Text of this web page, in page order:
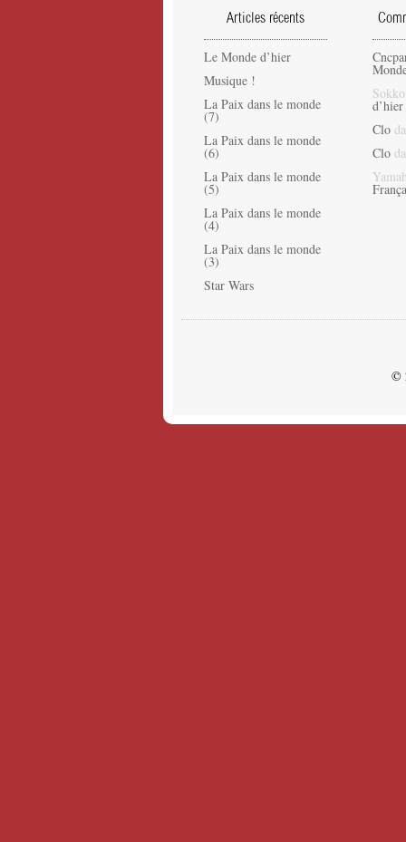
Articles récents
Le Monde d’hier
Musique !
La Paix dans le monde
(7)
La Paix dans le monde
(6)
La Paix dans le monde
(5)
La Paix dans le monde
(4)
La Paix dans le monde
(3)
Star Wars
Sokko
d’hier
Clo
Clo
©